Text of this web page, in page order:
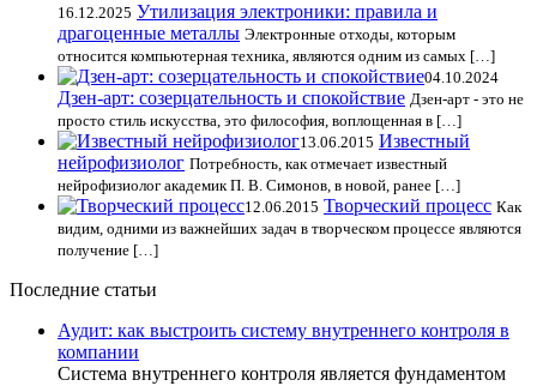
16.12.2025 Утилизация электроники: правила и
драгоценные металлы Электронные отходы, которым
относится компьютерная техника, являются одним из самых […]
04.10.2024
Дзен-арт: созерцательность и спокойствие Дзен-арт - это не
просто стиль искусства, это философия, воплощенная в […]
13.06.2015 Известный
нейрофизиолог Потребность, как отмечает известный
нейрофизиолог академик П. В. Симонов, в новой, ранее […]
12.06.2015 Творческий процесс Как
видим, одними из важнейших задач в творческом процессе являются
получение […]
Последние статьи
Аудит: как выстроить систему внутреннего контроля в
компании
Система внутреннего контроля является фундаментом